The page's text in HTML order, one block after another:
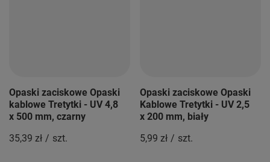
Opaski zaciskowe Opaski
kablowe Tretytki - UV 4,8
x 500 mm, czarny
35,39 zł / szt.
Opaski zaciskowe Opaski
Kablowe Tretytki - UV 2,5
x 200 mm, biały
5,99 zł / szt.